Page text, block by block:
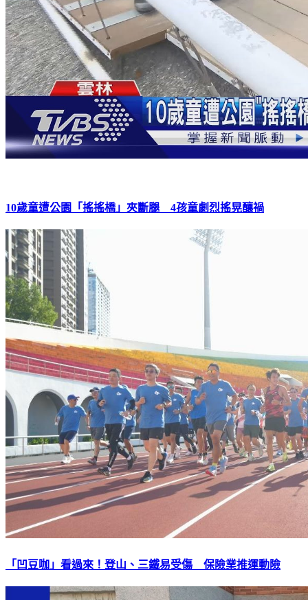
10歲童遭公園「搖搖橋」夾斷腿 4孩童劇烈搖晃釀禍
「凹豆咖」看過來！登山、三鐵易受傷 保險業推運動險